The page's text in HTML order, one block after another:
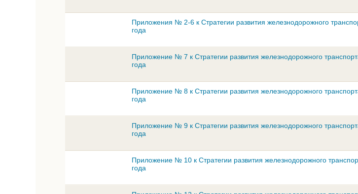
Приложения № 2-6 к Стратегии развития железнодорожного
года
Приложение № 7 к Стратегии развития железнодорожного
года
Приложение № 8 к Стратегии развития железнодорожного
года
Приложение № 9 к Стратегии развития железнодорожного
года
Приложение № 10 к Стратегии развития железнодорожного
года